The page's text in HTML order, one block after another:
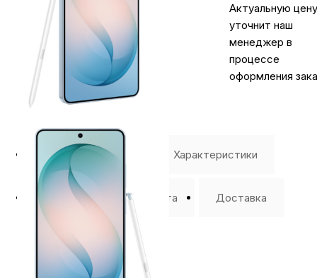
Актуальную цену
уточнит наш
менеджер в
процессе
оформления
⭐️ Отзывы о нас ⭐️ Характеристики
Где купить Оплата Доставка